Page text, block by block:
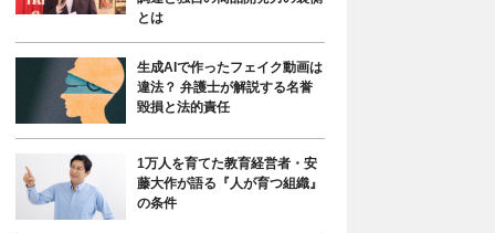
とは
生成AIで作ったフェイク動画は
違法？ 弁護士が解説する名誉
毀損と法的責任
1万人を育てた教育経営者・安
藤大作が語る『人が育つ組織』
の条件